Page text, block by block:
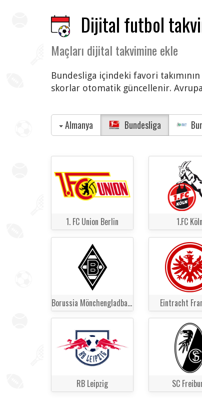
Dijital futbol
Maçları dijital takvimine ekle
Bundesliga içindeki favori
skorlar otomatik güncellenir.
Almanya Bundesliga
1. FC Union Berlin 1.FC Köln
Borussia Mönchengladbach Eintracht
RB Leipzig SC